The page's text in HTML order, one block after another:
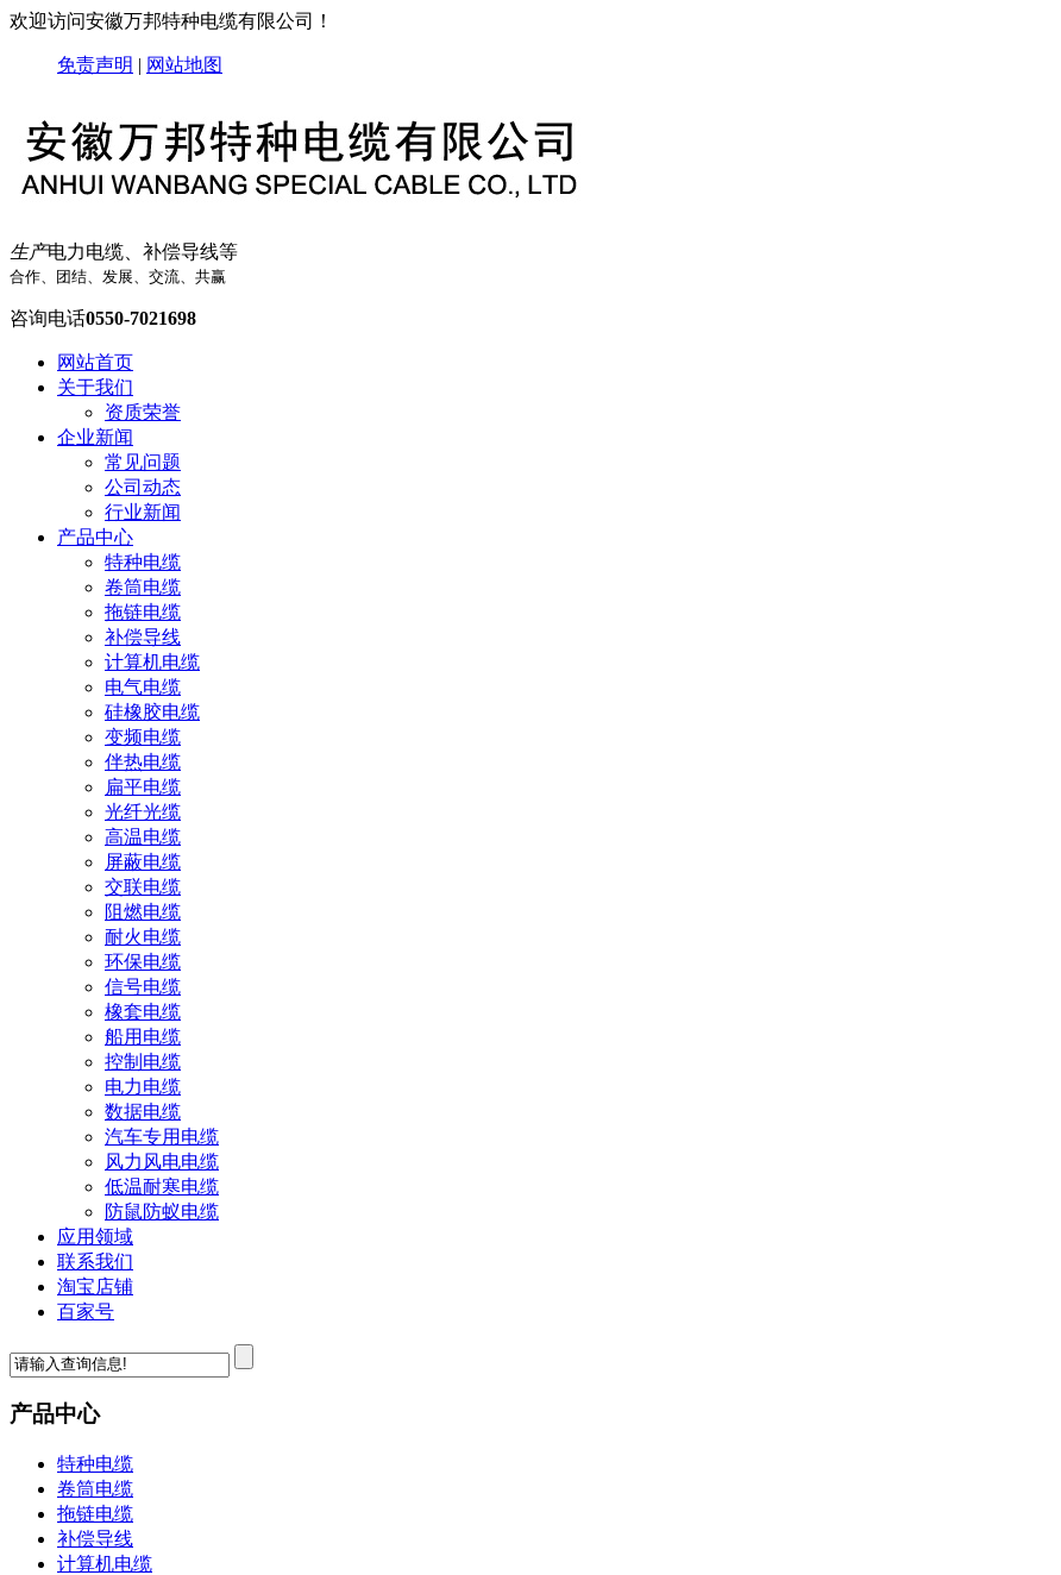
欢迎访问安徽万邦特种电缆有限公司！
免责声明 | 网站地图
生产电力电缆、补偿导线等
合作、团结、发展、交流、共赢
咨询电话0550-7021698
网站首页
关于我们
资质荣誉
企业新闻
常见问题
公司动态
行业新闻
产品中心
特种电缆
卷筒电缆
拖链电缆
补偿导线
计算机电缆
电气电缆
硅橡胶电缆
变频电缆
伴热电缆
扁平电缆
光纤光缆
高温电缆
屏蔽电缆
交联电缆
阻燃电缆
耐火电缆
环保电缆
信号电缆
橡套电缆
船用电缆
控制电缆
电力电缆
数据电缆
汽车专用电缆
风力风电电缆
低温耐寒电缆
防鼠防蚁电缆
应用领域
联系我们
淘宝店铺
百家号
产品中心
特种电缆
卷筒电缆
拖链电缆
补偿导线
计算机电缆